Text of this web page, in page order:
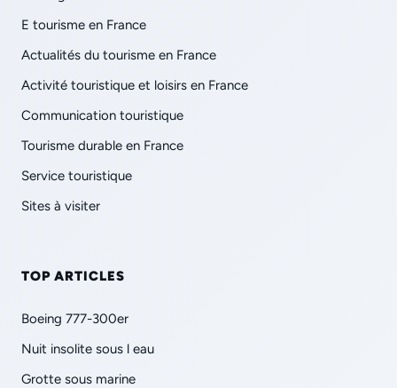
E tourisme en France
Actualités du tourisme en France
Activité touristique et loisirs en France
Communication touristique
Tourisme durable en France
Service touristique
Sites à visiter
TOP ARTICLES
Boeing 777-300er
Nuit insolite sous l eau
Grotte sous marine